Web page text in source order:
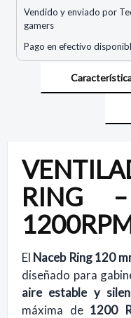
Vendido y enviado por
gamers
Pago en efectivo
RING
El Naceb Ring 120
diseñado para
aire estable y
máxima de 1200